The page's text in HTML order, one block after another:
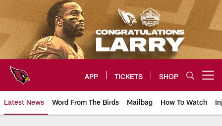
Skip
to
main
content
APP TICKETS SHOP
Latest News Word From The Birds Mailbag How To Watch